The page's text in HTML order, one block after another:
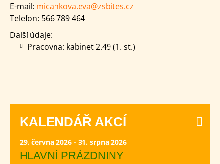
E-mail: micankova.eva@zsbites.cz
Telefon: 566 789 464
Další údaje:
Pracovna: kabinet 2.49 (1. st.)
KALENDÁŘ AKCÍ
29. června 2026 - 31. srpna 2026
HLAVNÍ PRÁZDNINY